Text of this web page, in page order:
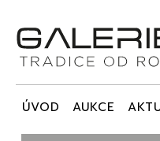
ÚVOD AUKCE